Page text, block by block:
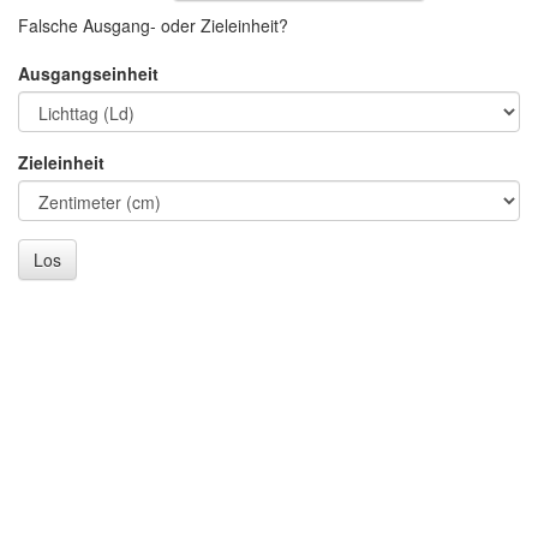
Falsche Ausgang- oder Zieleinheit?
Ausgangseinheit
Zieleinheit
Los